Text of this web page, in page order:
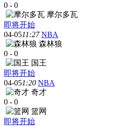
0 - 0
摩尔多瓦
即将开始
04-0511:27 NBA
森林狼
0 - 0
国王
即将开始
04-051:20 NBA
奇才
0 - 0
篮网
即将开始